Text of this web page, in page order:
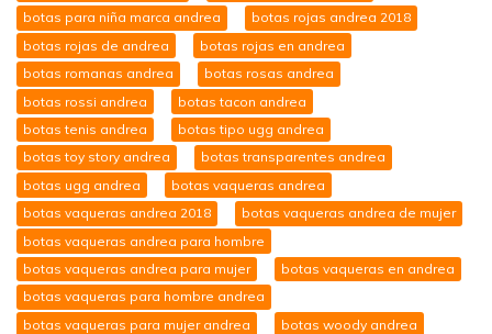
botas para niña marca andrea
botas rojas andrea 2018
botas rojas de andrea
botas rojas en andrea
botas romanas andrea
botas rosas andrea
botas rossi andrea
botas tacon andrea
botas tenis andrea
botas tipo ugg andrea
botas toy story andrea
botas transparentes andrea
botas ugg andrea
botas vaqueras andrea
botas vaqueras andrea 2018
botas vaqueras andrea de mujer
botas vaqueras andrea para hombre
botas vaqueras andrea para mujer
botas vaqueras en andrea
botas vaqueras para hombre andrea
botas vaqueras para mujer andrea
botas woody andrea